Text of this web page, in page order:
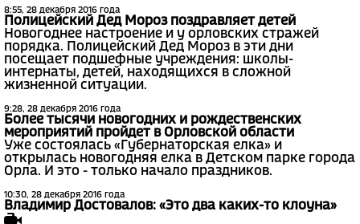
8:55, 28 декабря 2016 года
Полицейский Дед Мороз поздравляет детей
Новогоднее настроение и у орловских стражей
порядка. Полицейский Дед Мороз в эти дни
посещает подшефные учреждения: школы-
интернаты, детей, находящихся в сложной
жизненной ситуации.
9:28, 28 декабря 2016 года
Более тысячи новогодних и рождественских
мероприятий пройдет в Орловской области
Уже состоялась «Губернаторская елка» и
открылась новогодняя елка в Детском парке города
Орла. И это - только начало праздников.
10:30, 28 декабря 2016 года
Владимир Достовалов: «Это два каких-то клоуна»